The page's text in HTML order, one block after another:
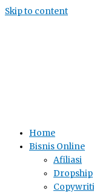
Skip to content
Home
Bisnis Online
Afiliasi
Dropship